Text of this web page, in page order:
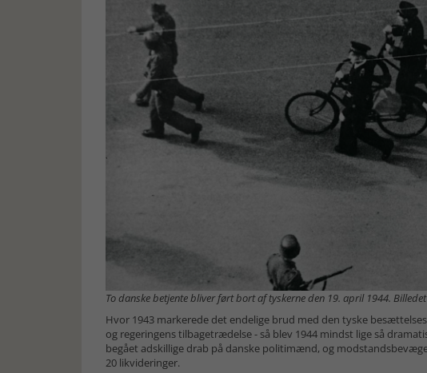
To danske betjente bliver ført bort af tyskerne den 19. april 1944.
Hvor 1943 markerede det endelige brud med den tyske
og regeringens tilbagetrædelse - så blev 1944 mindst lige så
begået adskillige drab på danske politimænd, og
20 likvideringer.